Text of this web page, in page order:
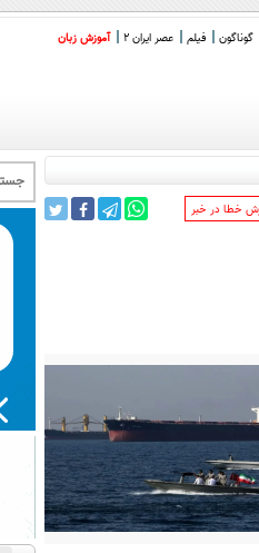
گوناگون فیلم عصر ایران 2 آموزش زبان
خطا در خبر